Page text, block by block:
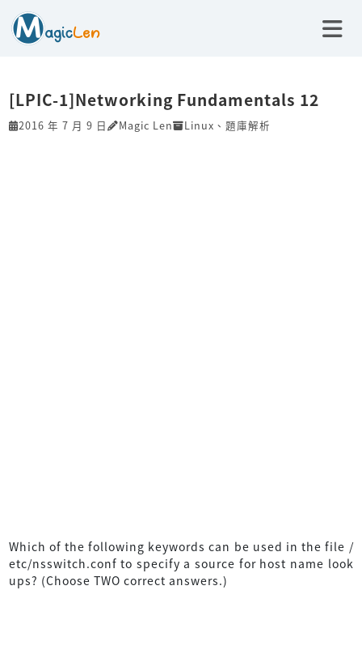
[LPIC-1]Networking Fundamentals 12
2016 年 7 月 9 日 Magic Len Linux 、 題庫解析
Which of the following keywords can be used in the file /
etc/nsswitch.conf to specify a source for host name look
ups? (Choose TWO correct answers.)